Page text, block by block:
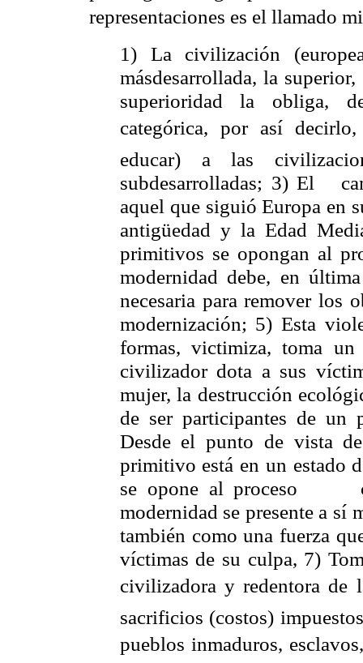
representaciones es el llamado
1) La civilización
másdesarrollada, la
superioridad la obliga,
categórica, por así decirlo,
educar) a las
subdesarrolladas; 3) El
aquel que siguió Europa en
antigüedad y la Edad
primitivos se opongan al
modernidad debe, en
necesaria para remover los
modernización; 5) Esta
formas, victimiza, toma
civilizador dota a sus
mujer, la destrucción
de ser participantes de un
Desde el punto de vista
primitivo está en un estado
se opone al proceso
modernidad se presente a sí
también como una fuerza
víctimas de su culpa, 7)
civilizadora y redentora
sacrificios (costos)
pueblos inmaduros,